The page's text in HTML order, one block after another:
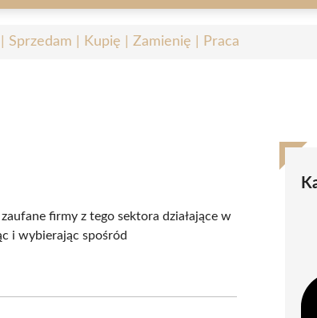
Sprzedam | Kupię | Zamienię | Praca
firmy z tego sektora działające w
i wybierając spośród